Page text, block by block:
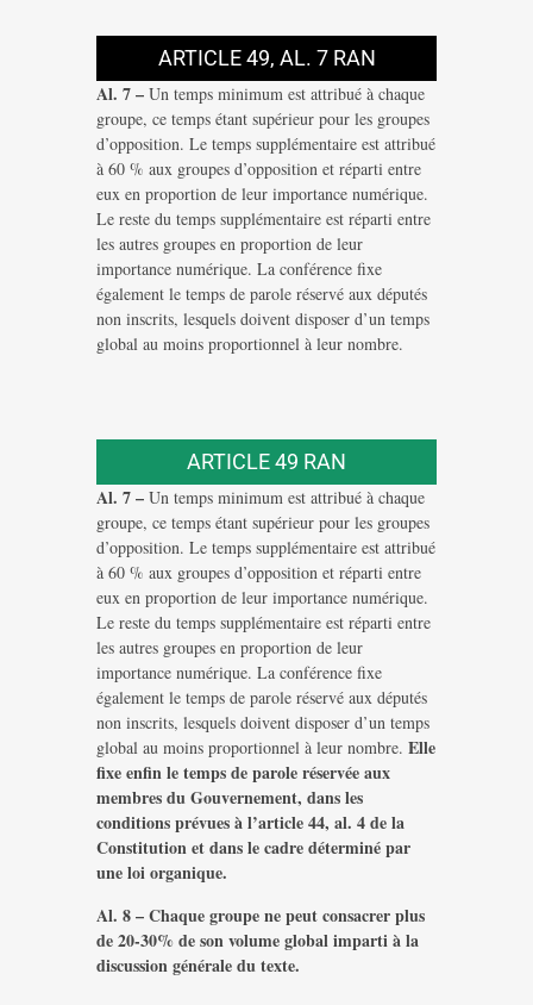
ARTICLE 49, AL. 7 RAN
Al. 7 –Un temps minimum est attribué à chaque
groupe, ce temps étant supérieur pour les groupes
d’opposition. Le temps supplémentaire est attribué
à 60 % aux groupes d’opposition et réparti entre
eux en proportion de leur importance numérique.
Le reste du temps supplémentaire est réparti entre
les autres groupes en proportion de leur
importance numérique. La conférence fixe
également le temps de parole réservé aux députés
non inscrits, lesquels doivent disposer d’un temps
global au moins proportionnel à leur nombre.
ARTICLE 49 RAN
Al. 7 –Un temps minimum est attribué à chaque
groupe, ce temps étant supérieur pour les groupes
d’opposition. Le temps supplémentaire est attribué
à 60 % aux groupes d’opposition et réparti entre
eux en proportion de leur importance numérique.
Le reste du temps supplémentaire est réparti entre
les autres groupes en proportion de leur
importance numérique. La conférence fixe
également le temps de parole réservé aux députés
non inscrits, lesquels doivent disposer d’un temps
global au moins proportionnel à leur nombre. Elle
fixe enfin le temps de parole réservée aux
membres du Gouvernement, dans les
conditions prévues à l’article 44, al. 4 de la
Constitution et dans le cadre déterminé par
une loi organique.
Al. 8 – Chaque groupe ne peut consacrer plus
de 20-30% de son volume global imparti à la
discussion générale du texte.